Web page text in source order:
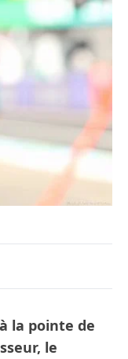
la pointe de
le